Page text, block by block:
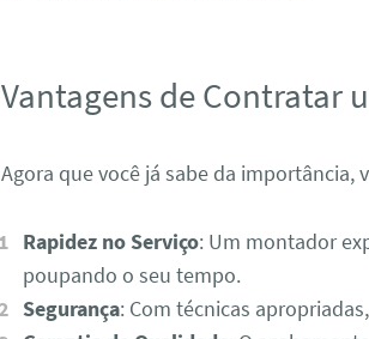
Vantagens de Contratar
Agora que você já sabe da importância,
Rapidez no Serviço: Um montador
poupando o seu tempo.
Segurança: Com técnicas